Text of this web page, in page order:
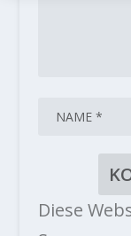
Diese